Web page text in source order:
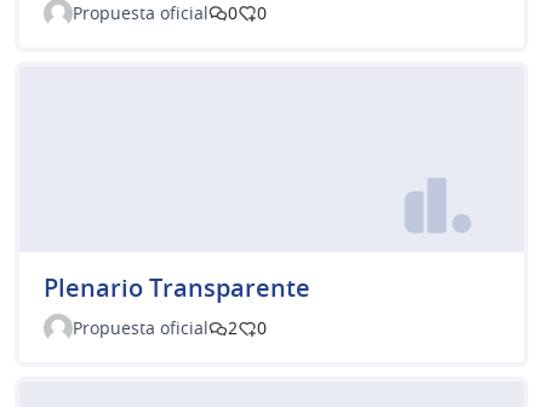
Propuesta oficial 0 0
Plenario Transparente
Propuesta oficial 2 0